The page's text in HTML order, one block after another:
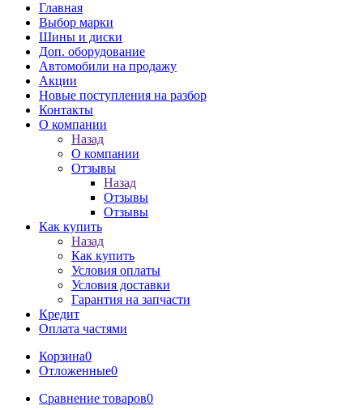
Главная
Выбор марки
Шины и диски
Доп. оборудование
Автомобили на продажу
Акции
Новые поступления на разбор
Контакты
О компании
Назад
О компании
Отзывы
Назад
Отзывы
Отзывы
Как купить
Назад
Как купить
Условия оплаты
Условия доставки
Гарантия на запчасти
Кредит
Оплата частями
Корзина0
Отложенные0
Сравнение товаров0